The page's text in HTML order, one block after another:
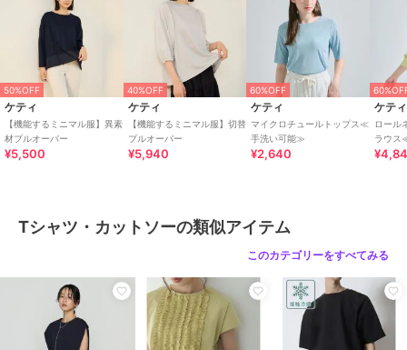
----------------------------------------------------------------
■モデル身長 165cm 着用サイズ M
※画像の商品はサンプルとなりますので実際の商品と仕様、加工、サ
イズが若干異なる場合がございます。
※お客様のモニター環境により実際のお色と多少異なる場合がござい
ます。
※撮影状況や光の当たり具合により、色合いが異なって見える場合が
関連ワード：ketty ケティ レディース 新作 大人コーデ 2026春夏
2026SS 春夏 春物 春服 カットソー コットン 無地 半袖 オフィス 旅
ブランド ケティ
50%OFF
ケティ
【機能するミニマル服】異素
材プルオーバー
¥5,500
40%OFF
ケティ
【機能するミニマル服】切替
プルオーバー
¥5,940
60%OFF
ケティ
マイクロチュールトップス≪
手洗い可能≫
¥2,640
ケティ
ロール
ラウス
Tシャツ・カットソーの類似アイテム
このカテゴリーをすべてみる